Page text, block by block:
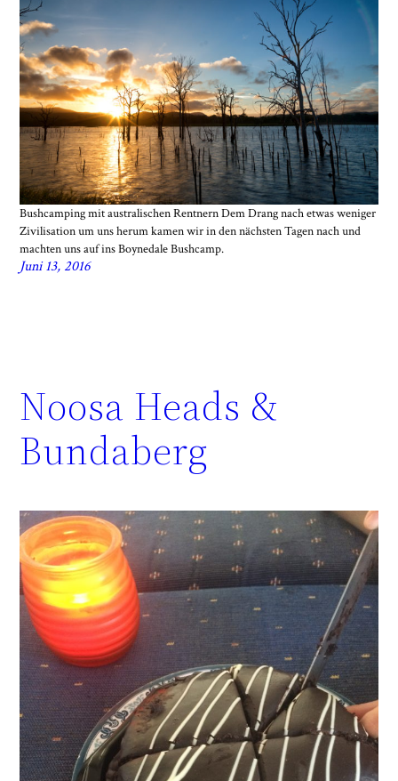
Bushcamping mit australischen Rentnern Dem Drang nach etwas weniger
Zivilisation um uns herum kamen wir in den nächsten Tagen nach und
machten uns auf ins Boynedale Bushcamp.
Juni 13, 2016
Noosa Heads &
Bundaberg